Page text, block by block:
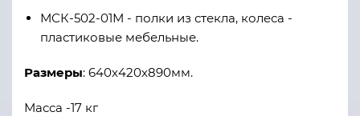
МСК-502-01М - полки из стекла, колеса -
пластиковые мебельные.
Размеры: 640х420х890мм.
Масса -17 кг